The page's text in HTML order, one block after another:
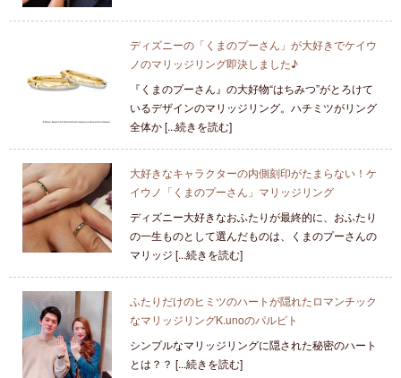
ディズニーの「くまのプーさん」が大好きでケイウ
ノのマリッジリング即決しました♪
『くまのプーさん』の大好物“はちみつ”がとろけて
いるデザインのマリッジリング。ハチミツがリング
全体か [...続きを読む]
大好きなキャラクターの内側刻印がたまらない！ケ
イウノ「くまのプーさん」マリッジリング
ディズニー大好きなおふたりが最終的に、おふたり
の一生ものとして選んだものは、くまのプーさんの
マリッジ [...続きを読む]
ふたりだけのヒミツのハートが隠れたロマンチック
なマリッジリングK.unoのパルピト
シンプルなマリッジリングに隠された秘密のハート
とは？？ [...続きを読む]